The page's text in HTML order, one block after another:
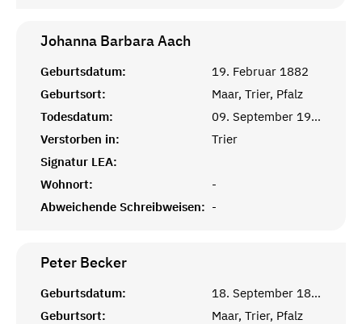
Johanna BarbaraAach
Geburtsdatum:
19. Februar 1882
Geburtsort:
Maar, Trier, Pfalz
Todesdatum:
09. September 1960
Verstorben in:
Trier
Signatur LEA:
Wohnort:
-
Abweichende Schreibweisen: -
Peter Becker
Geburtsdatum:
18. September 1883
Geburtsort:
Maar, Trier, Pfalz